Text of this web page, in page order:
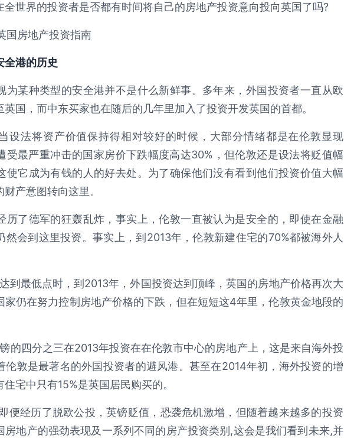
全世界的投资者是否都有时间将自己的房地产投资意向投向英国了吗?
全港的历史
为某种类型的安全港并不是什么新鲜事。多年来，外国投资者一直从欧
国，而中东买家也在随后的几年里加入了投资开发英国的首都。
设法将资产价值保持得相对较好的时候，大部分情绪都是在伦敦显现
受最严重冲击的国家房价下跌幅度高达30%，但伦敦还是设法将贬值幅
使它成为有钱的人的好去处。为了确保他们没有看到他们投资价值大幅
产意图转向这里。
历了德军的狂轰乱炸，事实上，伦敦一直被认为是安全的，即使在金融
然会到这里投资。事实上，到2013年，伦敦新建住宅的70%都被海外人
到最低点时，到2013年，外国投资达到顶峰，英国的房地产价格再次大
家仍在努力控制房地产价格的下跌，但在短短这4年里，伦敦黄金地段的
的四分之三在2013年投资在在伦敦市中心的房地产上，这是来自海外投
伦敦是最著名的外国投资者的避风港。甚至在2014年初，海外投资的增
宅中只有15%是英国居民购买的。
便经历了脱欧公投，英镑贬值，恐袭危机激增，但随着越来越多的投资
房地产的强劲表现及一系列不同的房产投资类别,这会是我们看到未来,并